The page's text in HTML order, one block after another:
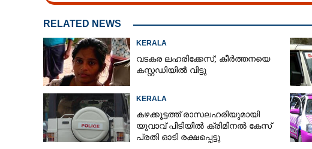
RELATED NEWS
KERALA
വടകര ലഹരിക്കേസ്; കീർത്തനയെ
കസ്റ്റഡിയിൽ വിട്ടു
KERALA
കഴക്കൂട്ടത്ത് രാസലഹരിയുമായി
യുവാവ് പിടിയിൽ ക്രിമിനൽ കേസ്
പ്രതി ഓടി രക്ഷപ്പെട്ടു